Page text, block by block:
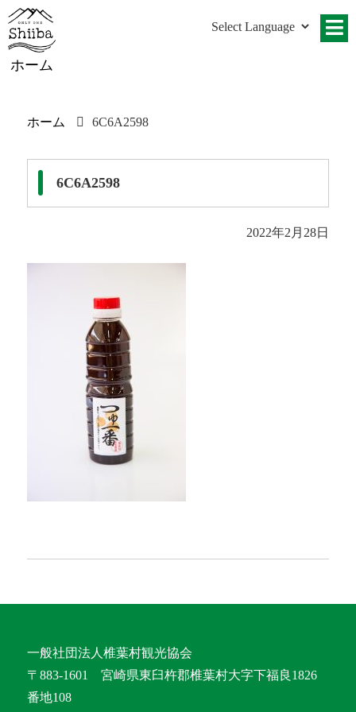
ホーム
ホーム 6C6A2598
6C6A2598
2022年2月28日
一般社団法人椎葉村観光協会
〒883-1601 宮崎県東臼杵郡椎葉村大字下福良1826
番地108